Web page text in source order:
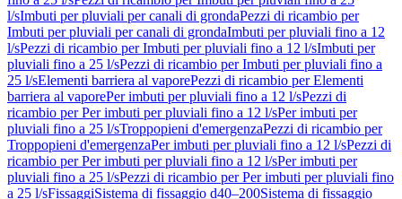
l/sImbuti per pluviali per canali di grondaPezzi di ricambio per
Imbuti per pluviali per canali di grondaImbuti per pluviali fino a 12
l/sPezzi di ricambio per Imbuti per pluviali fino a 12 l/sImbuti per
pluviali fino a 25 l/sPezzi di ricambio per Imbuti per pluviali fino a
25 l/sElementi barriera al vaporePezzi di ricambio per Elementi
barriera al vaporePer imbuti per pluviali fino a 12 l/sPezzi di
ricambio per Per imbuti per pluviali fino a 12 l/sPer imbuti per
pluviali fino a 25 l/sTroppopieni d'emergenzaPezzi di ricambio per
Troppopieni d'emergenzaPer imbuti per pluviali fino a 12 l/sPezzi di
ricambio per Per imbuti per pluviali fino a 12 l/sPer imbuti per
pluviali fino a 25 l/sPezzi di ricambio per Per imbuti per pluviali fino
a 25 l/sFissaggiSistema di fissaggio d40–200Sistema di fissaggio